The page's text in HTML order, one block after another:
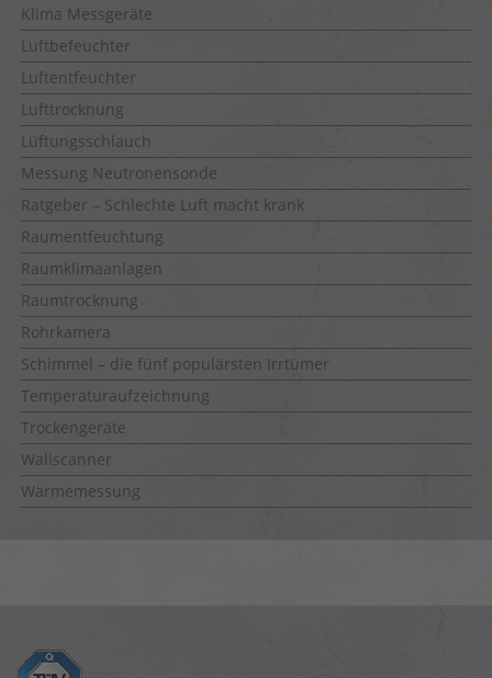
Klima Messgeräte
Luftbefeuchter
Luftentfeuchter
Lufttrocknung
Lüftungsschlauch
Messung Neutronensonde
Ratgeber – Schlechte Luft macht krank
Raumentfeuchtung
Raumklimaanlagen
Raumtrocknung
Rohrkamera
Schimmel – die fünf populärsten Irrtümer
Temperaturaufzeichnung
Trockengeräte
Wallscanner
Wärmemessung